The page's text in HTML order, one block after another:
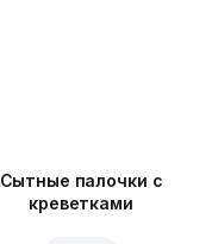
Сытные палочки с
креветками